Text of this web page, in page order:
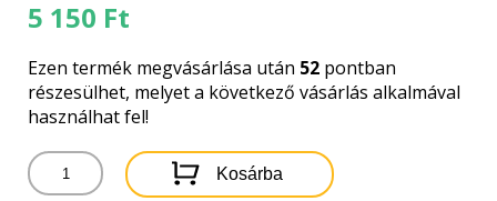
5 150 Ft
Ezen termék megvásárlása után 52 pontban
részesülhet, melyet a következő vásárlás alkalmával
használhat fel!
MOTUL
8100
Kosárba